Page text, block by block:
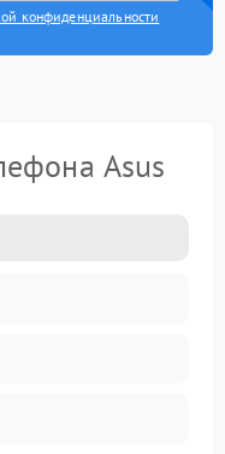
конфиденциальности
Asus